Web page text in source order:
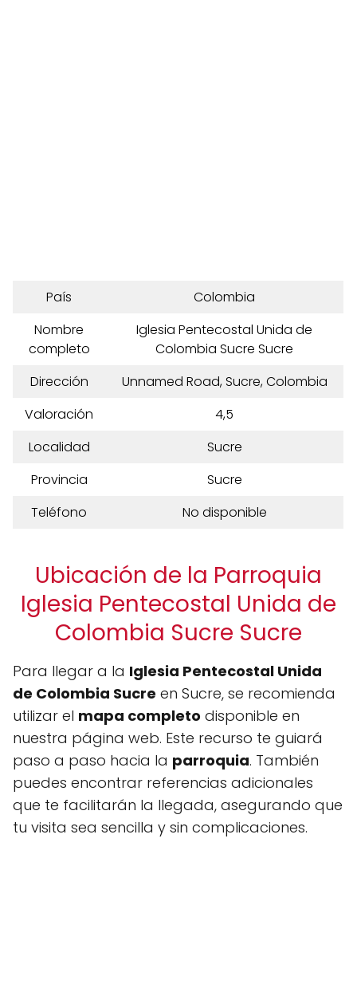
País
Colombia
Nombre
completo
Iglesia Pentecostal Unida de
Colombia Sucre Sucre
Dirección
Unnamed Road, Sucre, Colombia
Valoración
4,5
Localidad
Sucre
Provincia
Sucre
Teléfono
No disponible
Ubicación de la Parroquia
Iglesia Pentecostal Unida de
Colombia Sucre Sucre
Para llegar a la Iglesia Pentecostal Unida
de Colombia Sucre en Sucre, se recomienda
utilizar el mapa completo disponible en
nuestra página web. Este recurso te guiará
paso a paso hacia la parroquia. También
puedes encontrar referencias adicionales
que te facilitarán la llegada, asegurando que
tu visita sea sencilla y sin complicaciones.